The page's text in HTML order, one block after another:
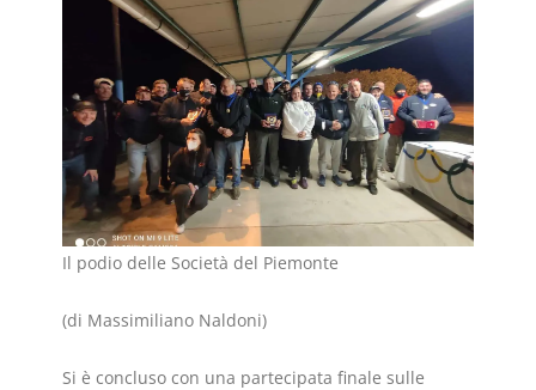
Il podio delle Società del Piemonte
(di Massimiliano Naldoni)
Si è concluso con una partecipata finale sulle